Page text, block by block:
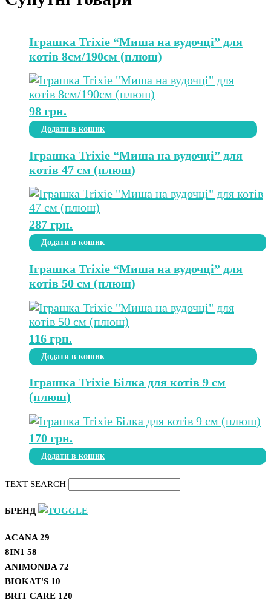
Іграшка Trixie “Миша на вудочці” для
котів 8см/190см (плюш)
98 грн.
Додати в кошик
Іграшка Trixie “Миша на вудочці” для
котів 47 см (плюш)
287 грн.
Додати в кошик
Іграшка Trixie “Миша на вудочці” для
котів 50 см (плюш)
116 грн.
Додати в кошик
Іграшка Trixie Білка для котів 9 см
(плюш)
170 грн.
Додати в кошик
TEXT SEARCH
БРЕНД
ACANA 29
8IN1 58
ANIMONDA 72
BIOKAT'S 10
BRIT CARE 120